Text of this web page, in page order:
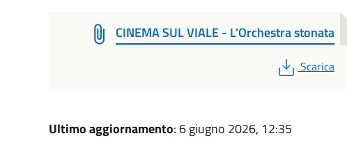
CINEMA SUL VIALE - L'Orchestra stonata
PDF
Scarica
Ultimo aggiornamento: 6 giugno 2026, 12:35